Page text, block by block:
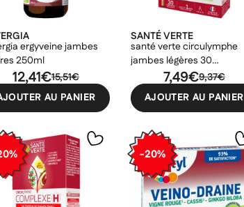
ergyveine jambes
250ml
15,51€
12,41€
AU PANIER
SANTÉ VERTE
santé verte circulymphe
jambes légères 30
comprimés sécables
9,37€
7,49€
AJOUTER AU PANIER
-20%